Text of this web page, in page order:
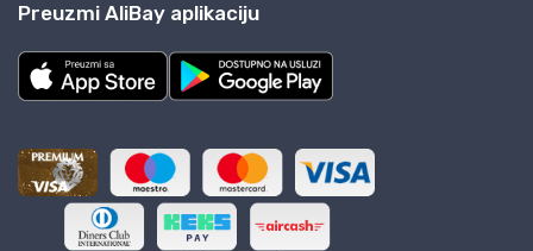
Preuzmi AliBay aplikaciju